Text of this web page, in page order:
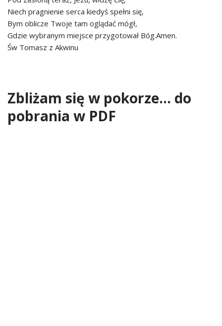
Niech pragnienie serca kiedyś spełni się,
Bym oblicze Twoje tam oglądać mógł,
Gdzie wybranym miejsce przygotował Bóg.Amen.
Św Tomasz z Akwinu
Zbliżam się w pokorze… do
pobrania w PDF